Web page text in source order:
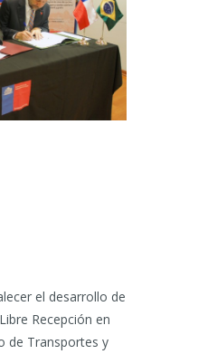
el desarrollo de
Recepción en
de Transportes y